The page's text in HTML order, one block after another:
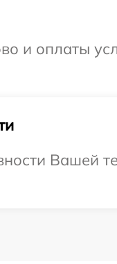
и оплаты
Вашей